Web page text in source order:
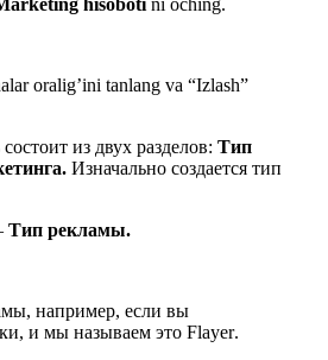
oralig’ini tanlang va “Izlash”
из двух разделов: Тип
Изначально создается тип
Тип рекламы.
например, если вы
и мы называем это Flayer.